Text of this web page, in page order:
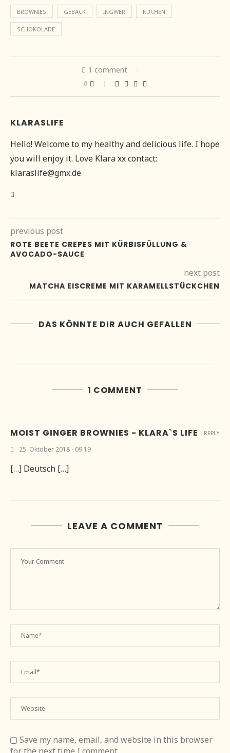
BROWNIES GEBÄCK INGWER KUCHEN
SCHOKOLADE
1 comment
0
KLARASLIFE
Hello! Welcome to my healthy and delicious life. I hope
you will enjoy it. Love Klara xx contact:
klaraslife@gmx.de
previous post
ROTE BEETE CREPES MIT KÜRBISFÜLLUNG &
AVOCADO-SAUCE
next post
MATCHA EISCREME MIT KARAMELLSTÜCKCHEN
DAS KÖNNTE DIR AUCH GEFALLEN
1 COMMENT
MOIST GINGER BROWNIES - KLARA`S LIFE
25. Oktober 2018 - 09:19
[…] Deutsch […]
REPLY
LEAVE A COMMENT
Save my name, email, and website in this browser